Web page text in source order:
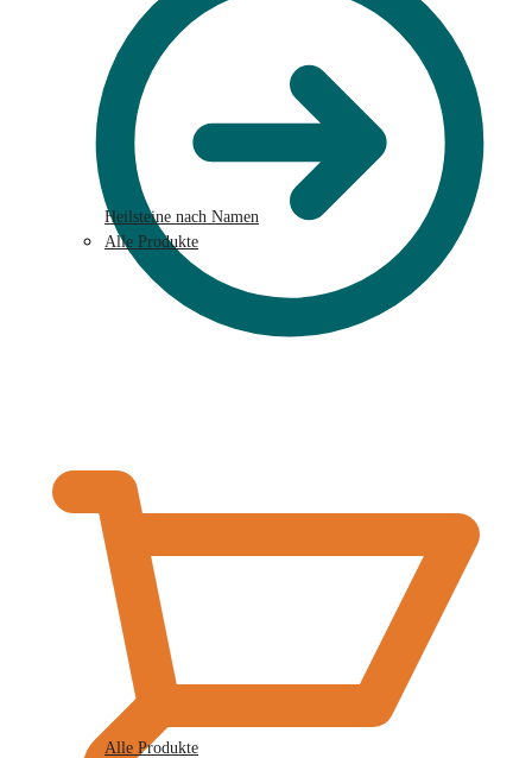
Heilsteine nach Namen
Alle Produkte
Alle Produkte